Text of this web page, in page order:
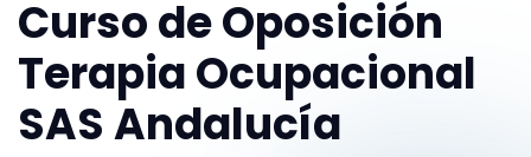
Curso de Oposición
Terapia Ocupacional
SAS Andalucía